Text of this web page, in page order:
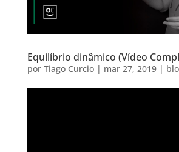
Equilíbrio dinâmico (Vídeo
por Tiago Curcio| mar 27, 2019|